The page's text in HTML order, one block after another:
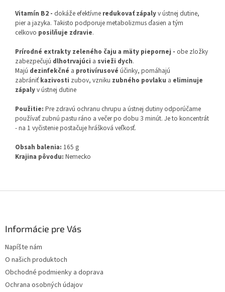
Vitamín B2 - dokáže efektívne redukovať zápalyv ústnej dutine,
pier a jazyka. Takisto podporuje metabolizmus ďasien a tým
celkovo posilňuje zdravie.
Prírodné extrakty zeleného čaju a mäty piepornej - obe zložky
zabezpečujú dlhotrvajúci a svieži dych.
Majú dezinfekčné a protivírusové účinky, pomáhajú
zabrániť kazivosti zubov, vzniku zubného povlaku a eliminuje
zápalyv ústnej dutine
Použitie: Pre zdravú ochranu chrupu a ústnej dutiny odporúčame
používať zubnú pastu ráno a večer po dobu 3 minút. Je to koncentrát
- na 1 vyčistenie postačuje hrášková veľkosť.
Obsah balenia: 165 g
Krajina pôvodu: Nemecko
Informácie pre Vás
Napíšte nám
O našich produktoch
Obchodné podmienky a doprava
Ochrana osobných údajov